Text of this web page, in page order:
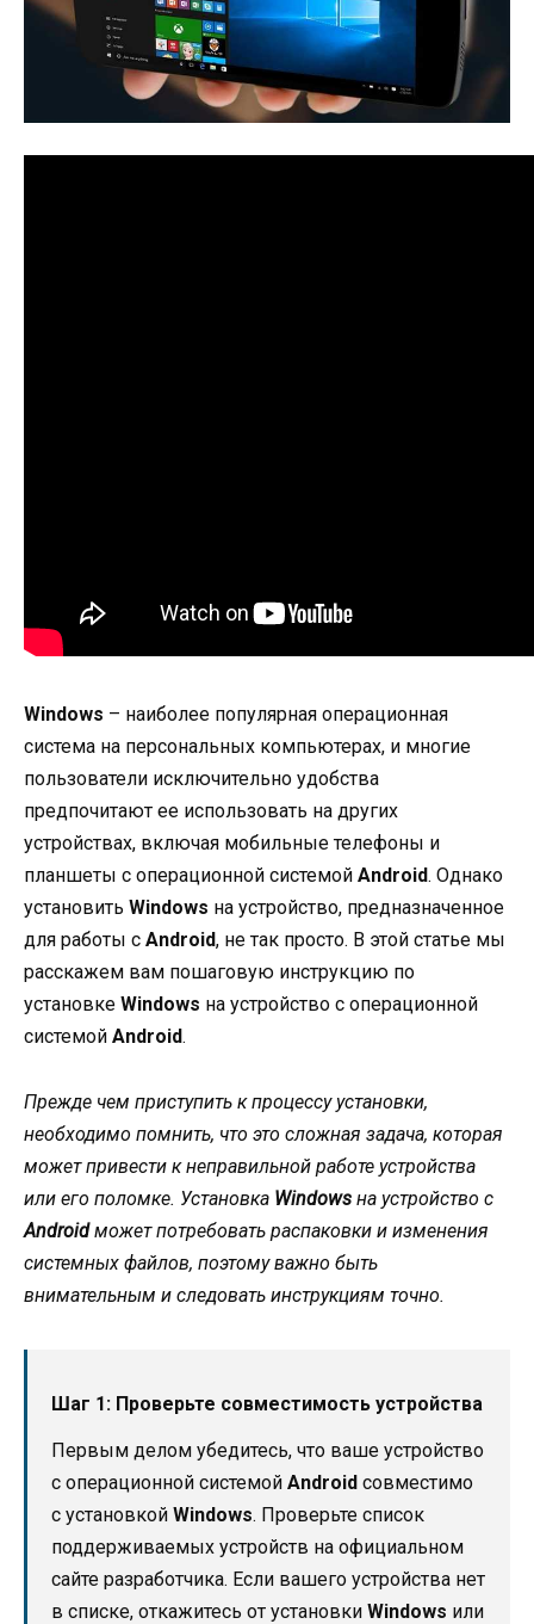
Windows – наиболее популярная операционная
система на персональных компьютерах, и многие
пользователи исключительно удобства
предпочитают ее использовать на других
устройствах, включая мобильные телефоны и
планшеты с операционной системой Android. Однако
установить Windows на устройство, предназначенное
для работы с Android, не так просто. В этой статье мы
расскажем вам пошаговую инструкцию по
установке Windows на устройство с операционной
системой Android.
Прежде чем приступить к процессу установки,
необходимо помнить, что это сложная задача, которая
может привести к неправильной работе устройства
или его поломке. Установка Windows на устройство с
Androidможет потребовать распаковки и изменения
системных файлов, поэтому важно быть
внимательным и следовать инструкциям точно.
Шаг 1: Проверьте совместимость устройства
Первым делом убедитесь, что ваше устройство
с операционной системой Android совместимо
с установкой Windows. Проверьте список
поддерживаемых устройств на официальном
сайте разработчика. Если вашего устройства нет
в списке, откажитесь от установки Windows или